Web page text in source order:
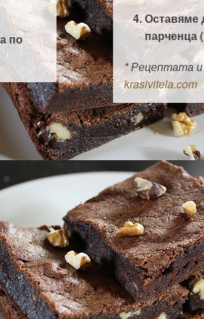
по
Оставяме
парченца
* Рецептата
krasivitela.com